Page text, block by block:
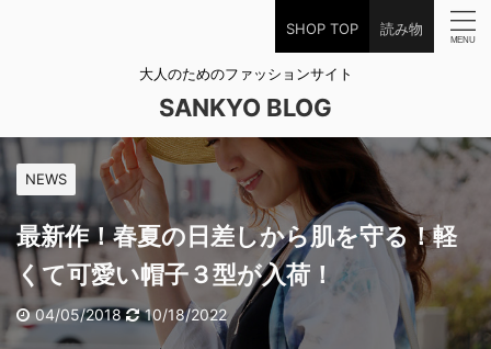
SHOP TOP 読み物
大人のためのファッションサイト
SANKYO BLOG
NEWS
最新作！春夏の日差しから肌を守る！軽
くて可愛い帽子３型が入荷！
04/05/2018 10/18/2022